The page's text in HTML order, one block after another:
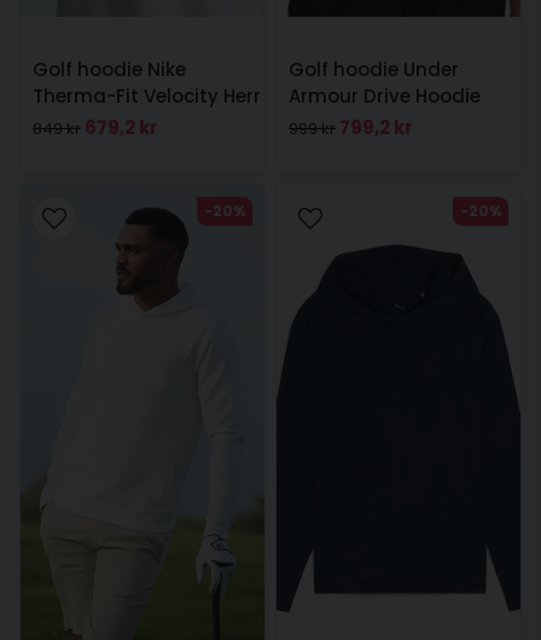
Golf hoodie Nike
Therma-Fit Velocity Herr
Vit
849 kr 679,2 kr
Golf hoodie Under
Armour Drive Hoodie
Svart
999 kr 799,2 kr
-20% -20%